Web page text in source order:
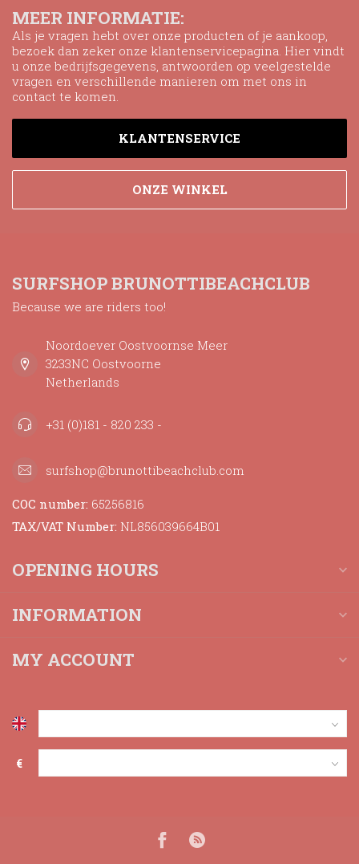
MEER INFORMATIE:
Als je vragen hebt over onze producten of je aankoop,
bezoek dan zeker onze klantenservicepagina. Hier vindt
u onze bedrijfsgegevens, antwoorden op veelgestelde
vragen en verschillende manieren om met ons in
contact te komen.
KLANTENSERVICE
ONZE WINKEL
SURFSHOP BRUNOTTIBEACHCLUB
Because we are riders too!
Noordoever Oostvoornse Meer
3233NC Oostvoorne
Netherlands
+31 (0)181 - 820 233 -
surfshop@brunottibeachclub.com
COC number: 65256816
TAX/VAT Number: NL856039664B01
OPENING HOURS
INFORMATION
MY ACCOUNT
€